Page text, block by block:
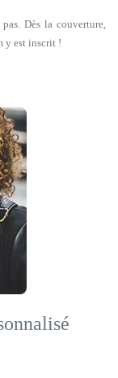
Dès la couverture,
y est inscrit !